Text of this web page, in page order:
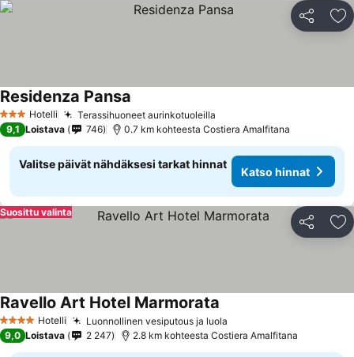
Jaa
3 Tähtiluokitus
Hotelli Terassihuoneet aurinkotuoleilla
Residenza Pansa
9,1 Loistava 746 0.7 km kohteesta Costiera Amalfitana
Valitse päivät nähdäksesi tarkat hinnat
Katso hinnat
Jaa
Suosittu valinta
4 Tähtiluokitus
Hotelli Luonnollinen vesiputous ja luola
Ravello Art Hotel Marmorata
9,0 Loistava 2 247 2.8 km kohteesta Costiera Amalfitana